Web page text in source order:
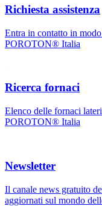
Richiesta assistenza
Entra in contatto in
POROTON® Italia
Ricerca fornaci
Elenco delle fornaci
POROTON® Italia
Newsletter
Il canale news gratuito
aggiornati sul mondo